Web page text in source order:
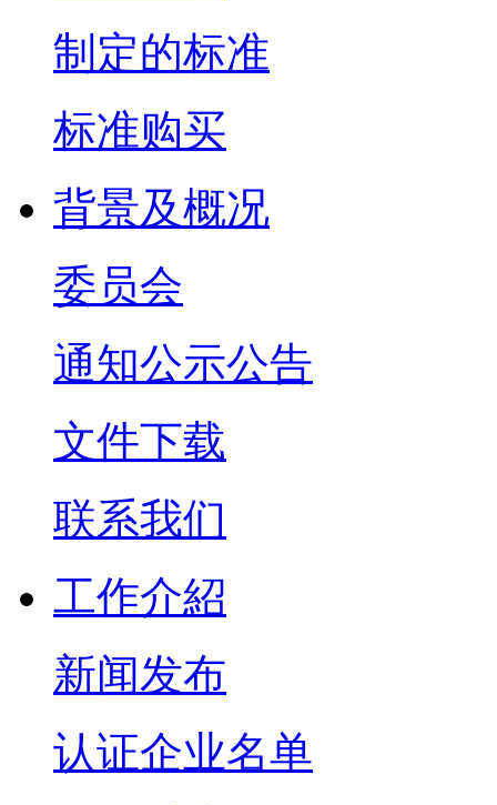
制定的标准
标准购买
背景及概况
委员会
通知公示公告
文件下载
联系我们
工作介紹
新闻发布
认证企业名单